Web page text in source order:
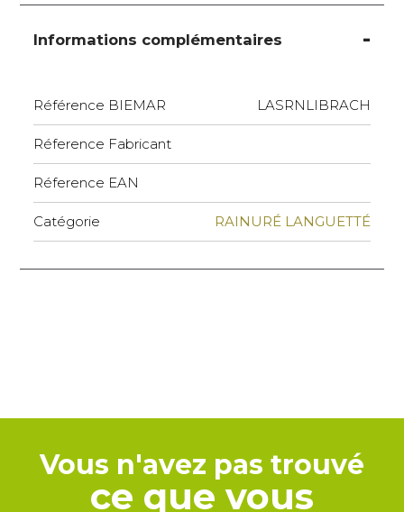
Informations complémentaires
Référence BIEMAR LASRNLIBRACH
Réference Fabricant
Réference EAN
Catégorie RAINURÉ LANGUETTÉ
Vous n'avez pas trouvé
ce que vous